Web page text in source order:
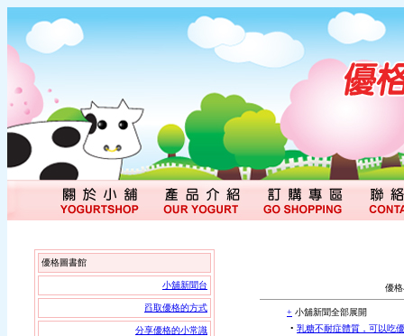
優格圖書館
小舖新聞台
舀取優格的方式
分享優格的小常識
優
+ 小舖新聞全部展開
• 乳糖不耐症體質，可以吃